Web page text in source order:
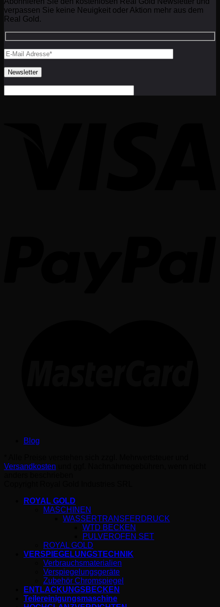
verpassen Sie keine Neuigkeit oder Aktion mehr aus dem
Real Gold.
Blog
Versandkosten
ROYAL GOLD
MASCHINEN
WASSERTRANSFERDRUCK
WTD BECKEN
PULVEROFEN SET
ROYAL GOLD
VERSPIEGELUNGSTECHNIK
Verbrauchsmaterialien
Verspiegelungsgeräte
Zubehör Chromspiegel
ENTLACKUNGSBECKEN
Teilereinigungsmaschine